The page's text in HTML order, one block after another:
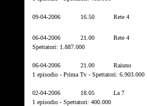
09-04-2006 16.50 Rete 4
06-04-2006 21.00
Rete 4
Spettatori: 1.887.000
06-04-2006 21.00
Raiuno
1 episodio - Prima Tv - Spettatori: 6.903.000
02-04-2006 18.05
La 7
1 episodio - Spettatori: 400.000